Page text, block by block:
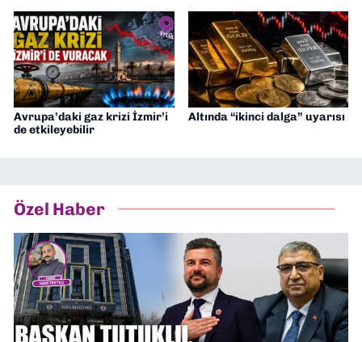
Avrupa’daki gaz krizi İzmir’i
de etkileyebilir
Altında “ikinci dalga” uyarısı
Özel Haber